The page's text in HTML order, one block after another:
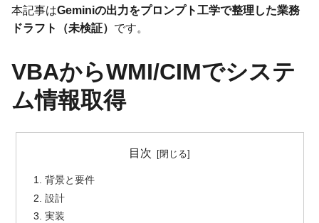
本記事はGeminiの出力をプロンプト工学で整理した業務
ドラフト（未検証） です。
VBAからWMI/CIMでシステ
ム情報取得
目次
背景と要件
設計
実装